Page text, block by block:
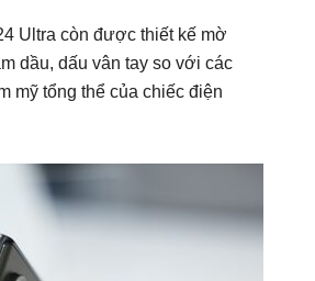
Ultra còn được thiết kế mờ
dầu, dấu vân tay so với các
mỹ tổng thể của chiếc điện